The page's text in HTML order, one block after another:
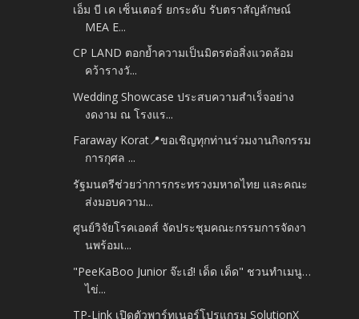
เอ็ม บี เค เซ็นเตอร์ ยกระดับ รับตราสัญลักษณ์
MEA E...
CP LAND ตอกย้ำความเป็นมิตรต่อสิ่งแวดล้อม
คว้ารางวั...
Wedding Showcase ประสบความสำเร็จอย่าง
งดงาม ณ โรงแร...
Faraway Korat📍ขอเชิญทุกท่านร่วมงานกิจกรรม
การกุศล ...
รัฐมนตรีช่วยว่าการกระทรวงมหาดไทย และคณะ
ส่งมอบความ...
ศูนย์วิจัยโรคเอดส์ จัดประชุมคณะกรรมการจัดงา
นพร้อมเ...
"PeeKaBoo Junior จ๊ะเอ๋! เด็ด เด็ด" ชวนทำเมนู…
ไข่...
TP-Link เปิดตัวพาร์ทเนอร์โปรแกรม SolutionX